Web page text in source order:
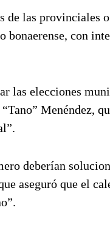
las provinciales
con
las elecciones
Menéndez,
deberían
aseguró que el